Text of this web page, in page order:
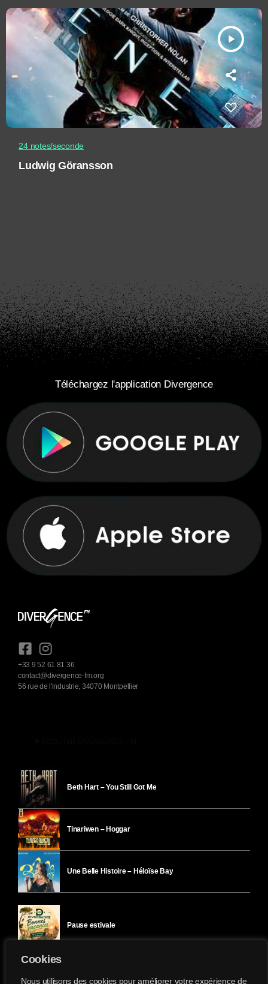
Cookies
Nous utilisons des cookies pour améliorer votre expérience de
play_arrow
24 notes/seconde
Ludwig Göransson
Téléchargez l'application Divergence
+33 9 52 61 81 36
contact@divergence-fm.org
56 rue de l'industrie, 34070 Montpellier
Beth Hart – You Still Got Me
Tinariwen – Hoggar
Une Belle Histoire – Héloïse Bay
Pause estivale